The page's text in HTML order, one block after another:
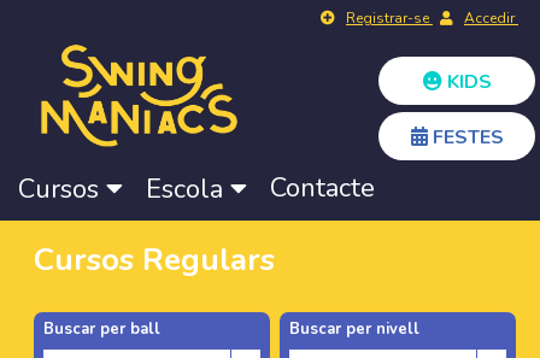
Registrar-se Accedir
KIDS
FESTES
Cursos Escola Contacte
Cursos Regulars
Buscar per ball Buscar per nivell